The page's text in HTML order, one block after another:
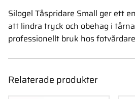
Silogel Tåspridare Small ger ett
att lindra tryck och obehag i
professionellt bruk hos
Relaterade produkter